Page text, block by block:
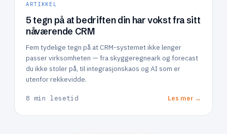
ARTIKKEL
5 tegn på at bedriften din har vokst fra sitt
nåværende CRM
Fem tydelige tegn på at CRM-systemet ikke lenger
passer virksomheten — fra skyggeregneark og forecast
du ikke stoler på, til integrasjonskaos og AI som er
utenfor rekkevidde.
8 min lesetid Les mer →